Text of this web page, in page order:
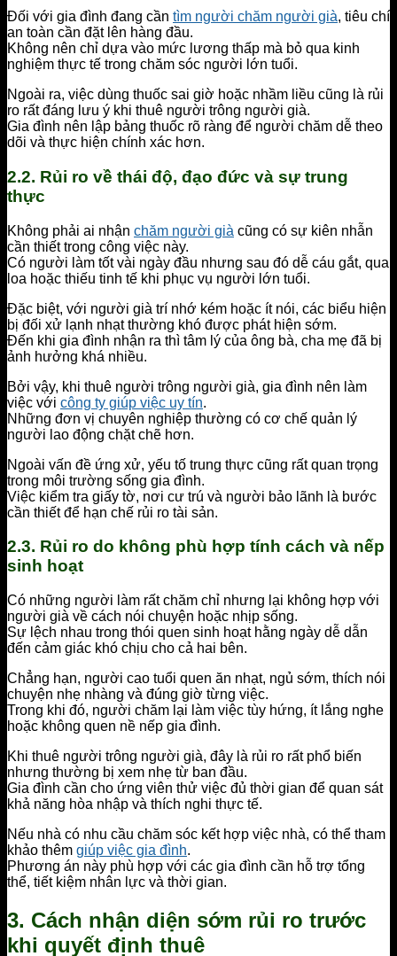
Đối với gia đình đang cần tìm người chăm người già, tiêu chí
an toàn cần đặt lên hàng đầu.
Không nên chỉ dựa vào mức lương thấp mà bỏ qua kinh
nghiệm thực tế trong chăm sóc người lớn tuổi.
Ngoài ra, việc dùng thuốc sai giờ hoặc nhầm liều cũng là rủi
ro rất đáng lưu ý khi thuê người trông người già.
Gia đình nên lập bảng thuốc rõ ràng để người chăm dễ theo
dõi và thực hiện chính xác hơn.
2.2. Rủi ro về thái độ, đạo đức và sự trung
thực
Không phải ai nhận chăm người già cũng có sự kiên nhẫn
cần thiết trong công việc này.
Có người làm tốt vài ngày đầu nhưng sau đó dễ cáu gắt, qua
loa hoặc thiếu tinh tế khi phục vụ người lớn tuổi.
Đặc biệt, với người già trí nhớ kém hoặc ít nói, các biểu hiện
bị đối xử lạnh nhạt thường khó được phát hiện sớm.
Đến khi gia đình nhận ra thì tâm lý của ông bà, cha mẹ đã bị
ảnh hưởng khá nhiều.
Bởi vậy, khi thuê người trông người già, gia đình nên làm
việc với công ty giúp việc uy tín.
Những đơn vị chuyên nghiệp thường có cơ chế quản lý
người lao động chặt chẽ hơn.
Ngoài vấn đề ứng xử, yếu tố trung thực cũng rất quan trọng
trong môi trường sống gia đình.
Việc kiểm tra giấy tờ, nơi cư trú và người bảo lãnh là bước
cần thiết để hạn chế rủi ro tài sản.
2.3. Rủi ro do không phù hợp tính cách và nếp
sinh hoạt
Có những người làm rất chăm chỉ nhưng lại không hợp với
người già về cách nói chuyện hoặc nhịp sống.
Sự lệch nhau trong thói quen sinh hoạt hằng ngày dễ dẫn
đến cảm giác khó chịu cho cả hai bên.
Chẳng hạn, người cao tuổi quen ăn nhạt, ngủ sớm, thích nói
chuyện nhẹ nhàng và đúng giờ từng việc.
Trong khi đó, người chăm lại làm việc tùy hứng, ít lắng nghe
hoặc không quen nề nếp gia đình.
Khi thuê người trông người già, đây là rủi ro rất phổ biến
nhưng thường bị xem nhẹ từ ban đầu.
Gia đình cần cho ứng viên thử việc đủ thời gian để quan sát
khả năng hòa nhập và thích nghi thực tế.
Nếu nhà có nhu cầu chăm sóc kết hợp việc nhà, có thể tham
khảo thêm giúp việc gia đình.
Phương án này phù hợp với các gia đình cần hỗ trợ tổng
thể, tiết kiệm nhân lực và thời gian.
3. Cách nhận diện sớm rủi ro trước
khi quyết định thuê